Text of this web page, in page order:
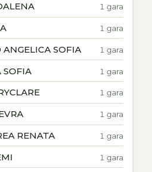
1 gara
1 gara
SOFIA 1 gara
SOFIA 1 gara
1 gara
1 gara
RENATA 1 gara
1 gara